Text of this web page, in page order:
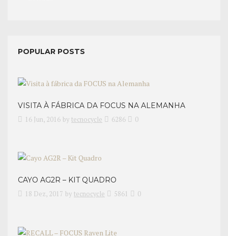
POPULAR POSTS
VISITA À FÁBRICA DA FOCUS NA ALEMANHA
16 Jun, 2016 by tecnocycle 6286 0
CAYO AG2R – KIT QUADRO
18 Dez, 2017 by tecnocycle 5861 0